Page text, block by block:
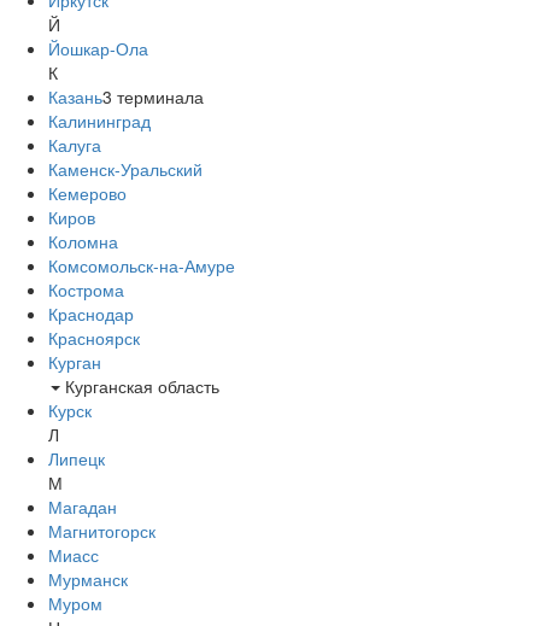
Й
Йошкар-Ола
К
Казань3 терминала
Калининград
Калуга
Каменск-Уральский
Кемерово
Киров
Коломна
Комсомольск-на-Амуре
Кострома
Краснодар
Красноярск
Курган
Курганская область
Курск
Л
Липецк
М
Магадан
Магнитогорск
Миасс
Мурманск
Муром